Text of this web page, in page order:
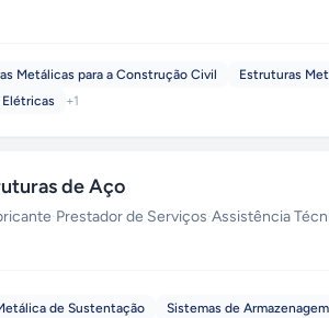
Metálicas para a Construção Civil
Estruturas
Elétricas
+1
de Aço
·Prestador de Serviços·Assistência
de Sustentação Sistemas de Armazenagem